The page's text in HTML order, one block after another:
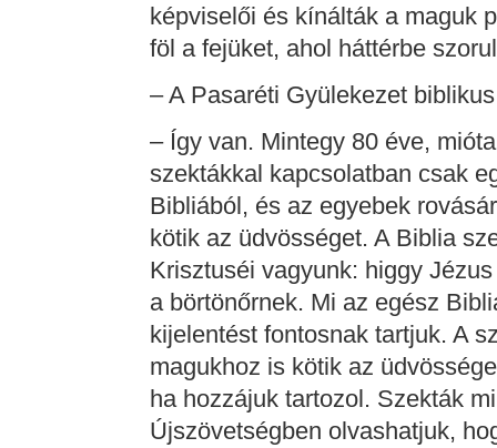
képviselői és kínálták a maguk
föl a fejüket, ahol háttérbe
– A Pasaréti Gyülekezet
– Így van. Mintegy 80 éve,
szektákkal kapcsolatban csak
Bibliából, és az egyebek
kötik az üdvösséget. A Biblia
Krisztuséi vagyunk: higgy
a börtönőrnek. Mi az egész
kijelentést fontosnak tartjuk. A
magukhoz is kötik az
ha hozzájuk tartozol. Szekták
Újszövetségben olvashatjuk,